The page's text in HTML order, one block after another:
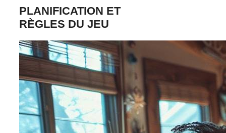
PLANIFICATION ET
RÈGLES DU JEU